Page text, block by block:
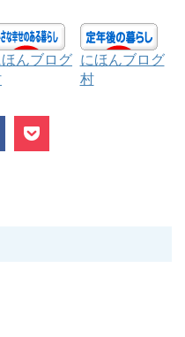
んブログ にほんブログ
村